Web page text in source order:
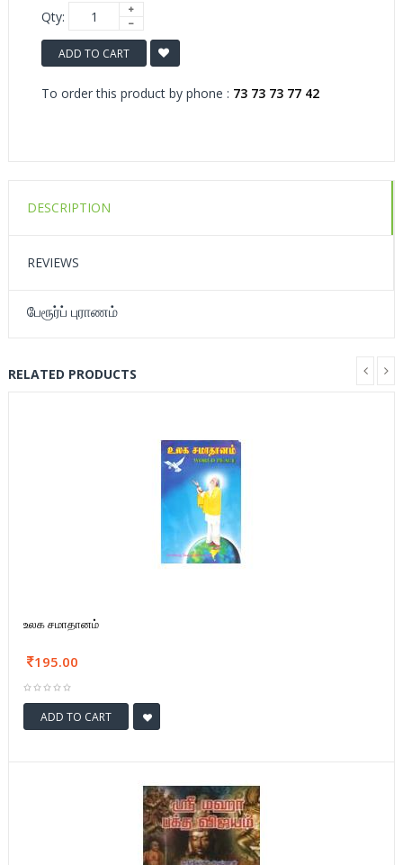
Qty:
ADD TO CART
To order this product by phone : 73 73 73 77 42
DESCRIPTION
REVIEWS
பேரூர்ப் புராணம்
RELATED PRODUCTS
உலக சமாதானம்
195.00
ADD TO CART